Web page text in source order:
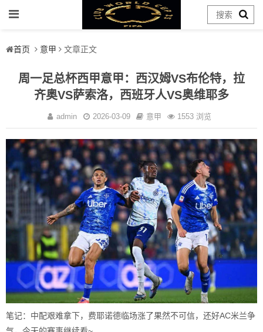
首页 意甲 文章正文
周一足总杯西甲意甲：西汉姆VS布伦特，拉
齐奥VS萨索洛，西班牙人VS奥维耶多
admin 2026-03-09 意甲 1553 浏览
笔记：中配艰难拿下，费耶诺德临场涨了果然不可信，还好AC米兰争